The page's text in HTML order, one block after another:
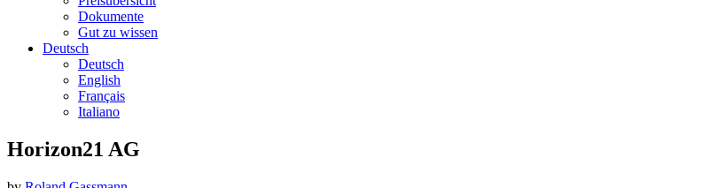
Dokumente
Gut zu wissen
Deutsch
Deutsch
English
Français
Italiano
Horizon21 AG